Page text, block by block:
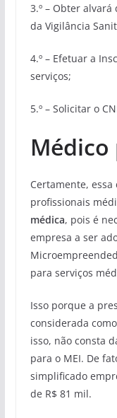
3.º – Obter
da Vigilância
4.º – Efetuar a
serviços;
5.º – Solicitar o
Médico
Certamente,
profissionais
médica, pois é
empresa a ser
para serviços
Isso porque a
considerada
isso, não consta
para o MEI. De
simplificado
de R$ 81 mil.